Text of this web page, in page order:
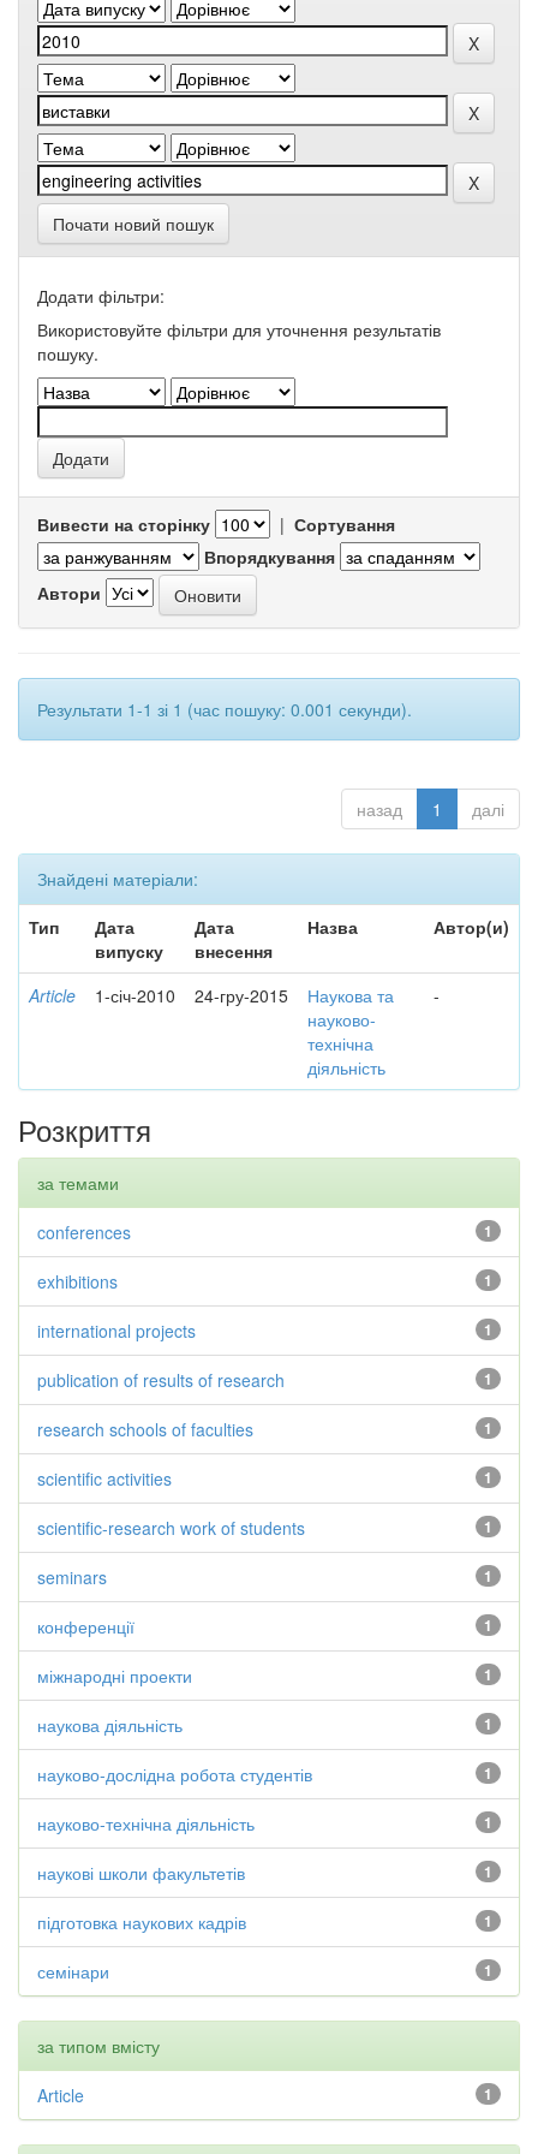
Почати новий пошук
Додати фільтри:
Використовуйте фільтри для уточнення результатів
пошуку.
Вивести на сторінку | Сортування
Впорядкування
Автори
Результати 1-1 зі 1 (час пошуку: 0.001 секунди).
назад 1 далі
Знайдені матеріали:
Тип
Дата
випуску
Дата
внесення
Назва Автор(и)
Article 1-січ-2010 24-гру-2015
Наукова та
науково-
технічна
діяльність
-
Розкриття
за темами
1
conferences
1
exhibitions
1
international projects
1
publication of results of research
1
research schools of faculties
1
scientific activities
1
scientific-research work of students
1
seminars
1
конференції
1
міжнародні проекти
1
наукова діяльність
1
науково-дослідна робота студентів
1
науково-технічна діяльність
1
наукові школи факультетів
1
підготовка наукових кадрів
1
семінари
за типом вмісту
1
Article